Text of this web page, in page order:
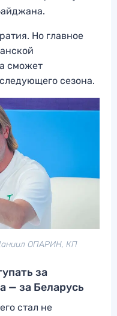
Но главное
сможет
сезона.
ОПАРИН, КП
за
— за Беларусь
стал не